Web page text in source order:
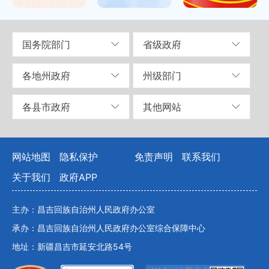
国务院部门 省级政府
各地州政府 州级部门
各县市政府 其他网站
网站地图 隐私保护 免责声明
联系我们
关于我们
政府APP
主办：昌吉回族自治州人民政府办公室
承办：昌吉回族自治州人民政府办公室综合保障中心
地址：新疆昌吉市延安北路54号